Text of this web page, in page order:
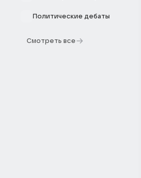
Политические дебаты
Смотреть все